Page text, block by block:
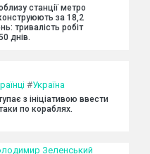
станції метро
за 18,2
тривалість робіт
днів.
#Україна
з ініціативою ввести
по кораблях.
Зеленський